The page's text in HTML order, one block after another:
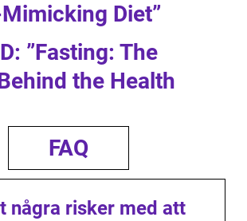
Diet”
”Fasting: The
the Health
FAQ
några risker med att